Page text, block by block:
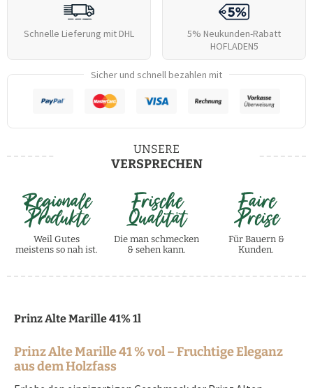
Schnelle Lieferung mit DHL
5% Neukunden-Rabatt
HOFLADEN5
Sicher und schnell bezahlen mit
UNSERE
VERSPRECHEN
Regionale
Produkte
Weil Gutes
meistens so nah ist.
Frische
Qualität
Die man schmecken
& sehen kann.
Faire
Preise
Für Bauern &
Kunden.
Prinz Alte Marille 41% 1l
Prinz Alte Marille 41 % vol – Fruchtige Eleganz
aus dem Holzfass